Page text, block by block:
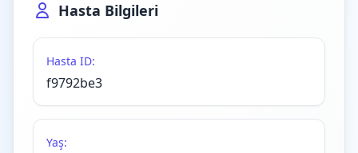
Hasta Bilgileri
Hasta ID:
f9792be3
Yaş: